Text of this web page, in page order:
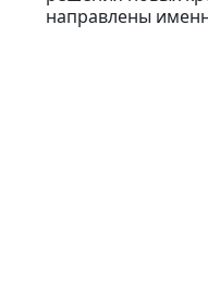
направлены